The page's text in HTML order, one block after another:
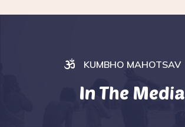
KUMBHO MAHOTSAV
In The Media